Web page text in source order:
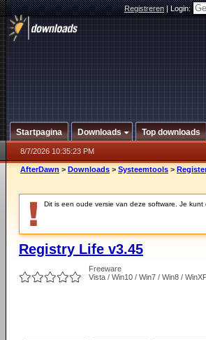
Registreren|Login:
Startpagina Downloads Top downloads
8/7/2026 10:35:23 PM
AfterDawn > Downloads > Systeemtools >
Dit is een oude versie van deze software. Je kunt
Registry Life v3.45
Freeware
Vista / Win10 / Win7 / Win8 /